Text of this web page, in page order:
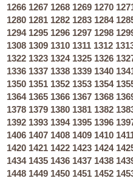
1266 1267 1268 1269 1270
1280 1281 1282 1283 1284
1294 1295 1296 1297 1298
1308 1309 1310 1311 1312
1322 1323 1324 1325 1326
1336 1337 1338 1339 1340
1350 1351 1352 1353 1354
1364 1365 1366 1367 1368
1378 1379 1380 1381 1382
1392 1393 1394 1395 1396
1406 1407 1408 1409 1410
1420 1421 1422 1423 1424
1434 1435 1436 1437 1438
1448 1449 1450 1451 1452